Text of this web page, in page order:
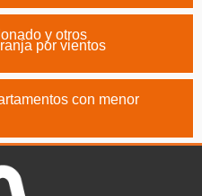
y otros
por vientos
con menor